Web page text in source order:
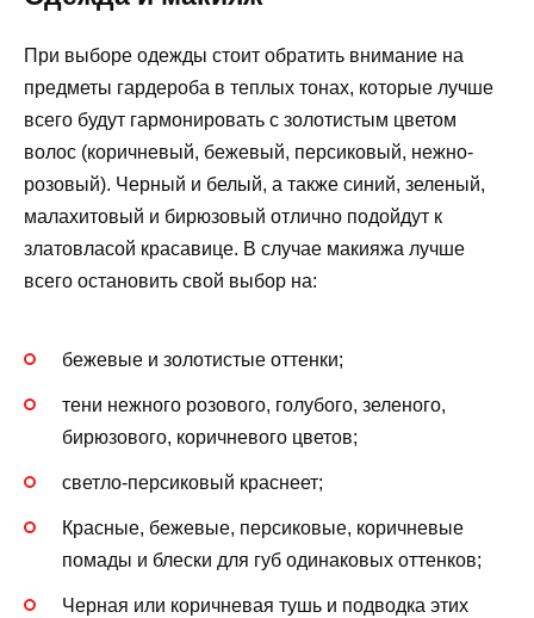
При выборе одежды стоит обратить внимание на
предметы гардероба в теплых тонах, которые лучше
всего будут гармонировать с золотистым цветом
волос (коричневый, бежевый, персиковый, нежно-
розовый). Черный и белый, а также синий, зеленый,
малахитовый и бирюзовый отлично подойдут к
златовласой красавице. В случае макияжа лучше
всего остановить свой выбор на:
бежевые и золотистые оттенки;
тени нежного розового, голубого, зеленого,
бирюзового, коричневого цветов;
светло-персиковый краснеет;
Красные, бежевые, персиковые, коричневые
помады и блески для губ одинаковых оттенков;
Черная или коричневая тушь и подводка этих